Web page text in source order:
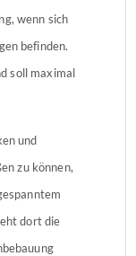
wenn sich
befinden.
soll maximal
und
zu können,
dort die